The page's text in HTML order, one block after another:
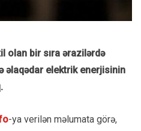
olan bir sıra ərazilərdə
əlaqədar elektrik enerjisinin
-ya verilən məlumata görə,